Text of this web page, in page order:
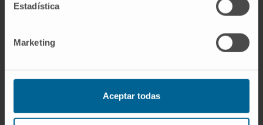
Estadística
Marketing
Aceptar todas